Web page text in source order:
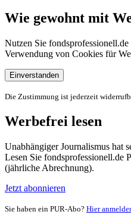
Wie gewohnt mit
Nutzen Sie
Verwendung von Cookies für
Einverstanden
Die Zustimmung ist jederzeit
Werbefrei lesen
Unabhängiger Journalismus hat
Lesen Sie fondsprofessionell.de
(jährliche Abrechnung).
Jetzt abonnieren
Sie haben ein PUR-Abo? Hier